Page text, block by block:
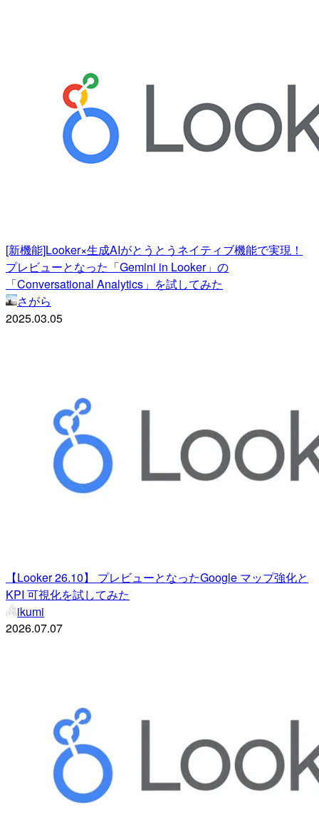
[新機能]Looker×生成AIがとうとうネイティブ機能で実現！
プレビューとなった「Gemini in Looker」の
「Conversational Analytics」を試してみた
さがら
2025.03.05
【Looker 26.10】 プレビューとなったGoogle マップ強化と
KPI 可視化を試してみた
ikumi
2026.07.07